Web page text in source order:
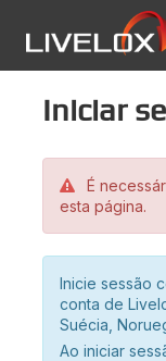
Iniciar
É
esta página.
Inicie sessão
conta de
Suécia,
Ao iniciar